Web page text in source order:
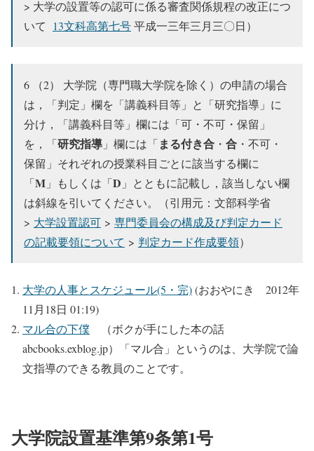
> 大学の設置等の認可に係る審査関係規程の改正につ
いて 13文科高第七号平成一三年三月三〇日）
6 （2） 大学院（専門職大学院を除く）の申請の場合
は，「判定」欄を「講義科目等」と「研究指導」に
分け，「講義科目等」欄には「可・不可・保留」
を，「研究指導 」欄には「まる付き合 ・ 合 ・不可・
保留」それぞれの授業科目ごとに該当する欄に
「M 」もしくは「D 」とともに記載し，該当しない欄
は斜線を引いてください。（引用元：文部科学省
> 大学設置認可 > 専門委員会の構成及び判定カード
の記載要領について > 判定カード作成要領）
大学の人事とスケジュール(5・完)(おおやにき 2012年
11月18日 01:19)
マル合の下僕 （ボクが手にした本の話
abcbooks.exblog.jp）「マル合」というのは、大学院で論
文指導のできる教員のことです。
大学院設置基準第9条第1号